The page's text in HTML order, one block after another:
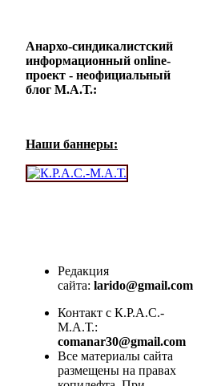
Анархо-синдикалистский
информационный online-
проект - неофициальный
блог М.А.Т.:
Наши баннеры:
Редакция
сайта: larido@gmail.com
Контакт с К.Р.А.С.-
М.А.Т.:
comanar30@gmail.com
Все материалы сайта
размещены на правах